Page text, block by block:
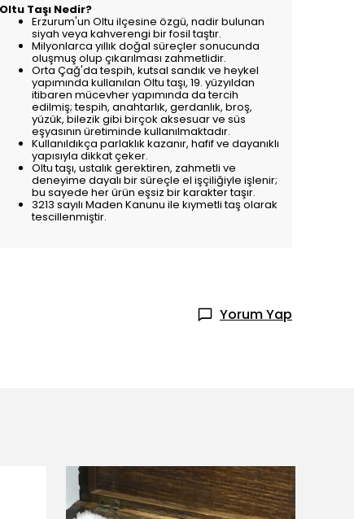
Oltu Taşı Nedir?
Erzurum'un Oltu ilçesine özgü, nadir bulunan
siyah veya kahverengi bir fosil taştır.
Milyonlarca yıllık doğal süreçler sonucunda
oluşmuş olup çıkarılması zahmetlidir.
Orta Çağ'da tespih, kutsal sandık ve heykel
yapımında kullanılan Oltu taşı, 19. yüzyıldan
itibaren mücevher yapımında da tercih
edilmiş; tespih, anahtarlık, gerdanlık, broş,
yüzük, bilezik gibi birçok aksesuar ve süs
eşyasının üretiminde kullanılmaktadır.
Kullanıldıkça parlaklık kazanır, hafif ve dayanıklı
yapısıyla dikkat çeker.
Oltu taşı, ustalık gerektiren, zahmetli ve
deneyime dayalı bir süreçle el işçiliğiyle işlenir;
bu sayede her ürün eşsiz bir karakter taşır.
3213 sayılı Maden Kanunu ile kıymetli taş olarak
tescillenmiştir.
Yorum Yap